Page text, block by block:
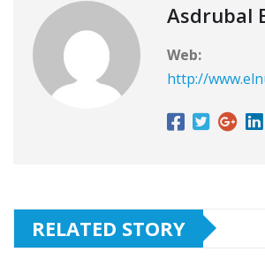
Asdrubal
Web:
http://
RELATED STORY